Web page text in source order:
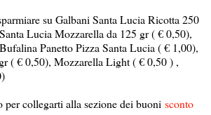
su Galbani Santa Lucia Ricotta 250
Lucia Mozzarella da 125 gr ( € 0,50),
Panetto Pizza Santa Lucia ( € 1,00),
( € 0,50), Mozzarella Light ( € 0,50 ) ,
collegarti alla sezione dei buoni sconto